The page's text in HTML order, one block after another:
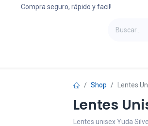
Compra seguro, rápido y facil!
Shop Lentes
Lentes
Lentes unisex Yuda